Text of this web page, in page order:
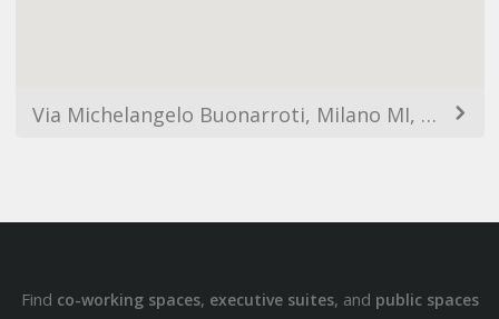
Via Michelangelo Buonarroti, Milano MI, Italy
Find co-working spaces, executive suites, and public spaces